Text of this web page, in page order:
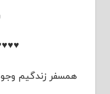
همسفر زندگیم